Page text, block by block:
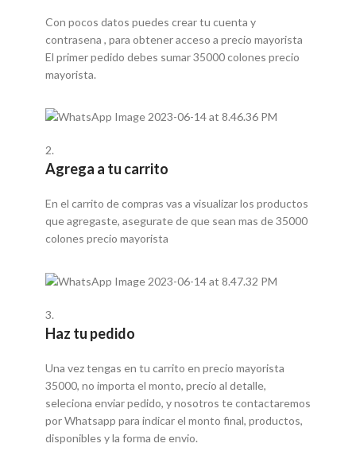
Con pocos datos puedes crear tu cuenta y
contrasena , para obtener acceso a precio mayorista
El primer pedido debes sumar 35000 colones precio
mayorista.
2.
Agrega a tu carrito
En el carrito de compras vas a visualizar los productos
que agregaste, asegurate de que sean mas de 35000
colones precio mayorista
3.
Haz tu pedido
Una vez tengas en tu carrito en precio mayorista
35000, no importa el monto, precio al detalle,
seleciona enviar pedido, y nosotros te contactaremos
por Whatsapp para indicar el monto final, productos,
disponibles y la forma de envio.